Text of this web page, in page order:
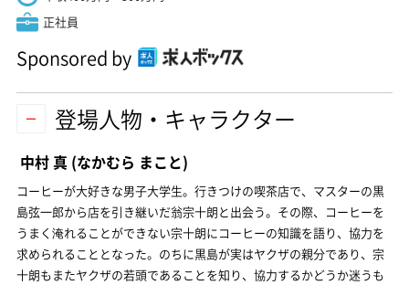
正社員
Sponsored by
登場人物・キャラクター
中村 真 (なかむら まこと)
コーヒーが大好きな男子大学生。行きつけの喫茶店で、マスターの黒
島弦一郎から店を引き継いだ翁宗十朗と出会う。その際、コーヒーを
うまく淹れることができない宗十朗にコーヒーの知識を語り、協力を
求められることとなった。のちに黒島が実はヤクザの親分であり、宗
十朗もまたヤクザの若頭であることを知り、協力するかどうか迷うも